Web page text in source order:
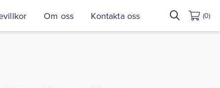
Om oss Kontakta oss
Sök
efter:
(0)